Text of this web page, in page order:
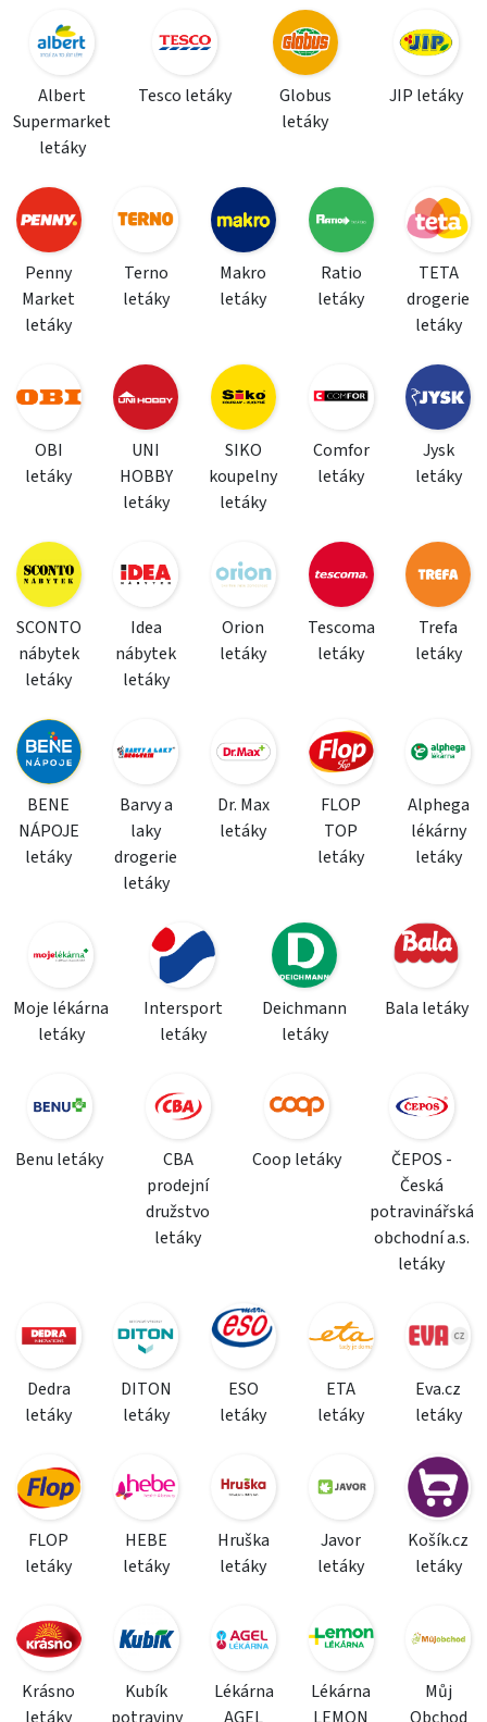
Albert
Supermarket
letáky
Tesco letáky
Globus
letáky
JIP letáky
Penny
Market
letáky
Terno
letáky
Makro
letáky
Ratio
letáky
TETA
drogerie
letáky
OBI
letáky
UNI
HOBBY
letáky
SIKO
koupelny
letáky
Comfor
letáky
Jysk
letáky
SCONTO
nábytek
letáky
Idea
nábytek
letáky
Orion
letáky
Tescoma
letáky
Trefa
letáky
BENE
NÁPOJE
letáky
Barvy a
laky
drogerie
letáky
Dr. Max
letáky
FLOP
TOP
letáky
Alphega
lékárny
letáky
Moje lékárna
letáky
Intersport
letáky
Deichmann
letáky
Bala letáky
Benu letáky
CBA
prodejní
družstvo
letáky
Coop letáky
ČEPOS -
Česká
potravinářská
obchodní a.s.
letáky
Dedra
letáky
DITON
letáky
ESO
letáky
ETA
letáky
Eva.cz
letáky
FLOP
letáky
HEBE
letáky
Hruška
letáky
Javor
letáky
Košík.cz
letáky
Krásno
Kubík
Lékárna
Lékárna
Můj